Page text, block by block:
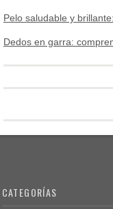
Pelo saludable y
Dedos en garra:
CATEGORÍAS